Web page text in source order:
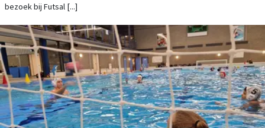
bezoek bij Futsal [...]